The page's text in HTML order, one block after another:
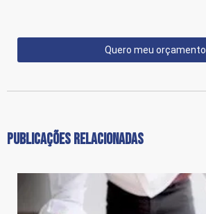
Quero meu orçamento
PUBLICAÇÕES RELACIONADAS